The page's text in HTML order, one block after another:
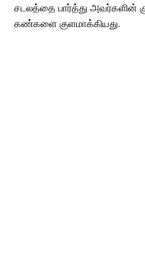
சடலத்தை பார்த்து அவர்களின்
கண்களை குளமாக்கியது.